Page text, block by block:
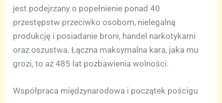
jest podejrzany o popełnienie ponad 40
przestępstw przeciwko osobom, nielegalną
produkcję i posiadanie broni, handel narkotykami
oraz oszustwa. Łączna maksymalna kara, jaka mu
grozi, to aż 485 lat pozbawienia wolności.
Współpraca międzynarodowa i początek pościgu